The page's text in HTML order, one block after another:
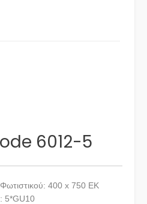
6012-5
Φωτιστικού: 400 x 750 ΕΚ
5*GU10